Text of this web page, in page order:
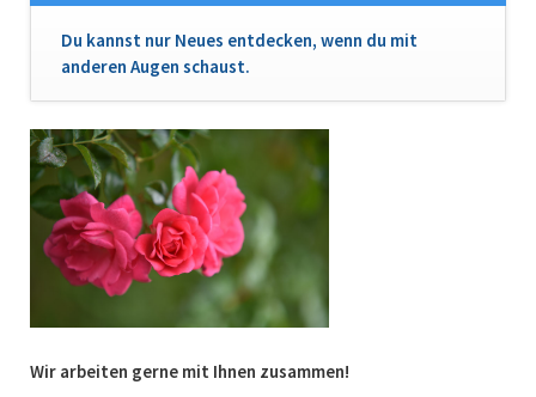
Du kannst nur Neues entdecken, wenn du mit
anderen Augen schaust.
Wir arbeiten gerne mit Ihnen zusammen!